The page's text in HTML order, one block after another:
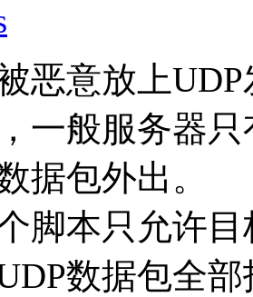
恶意放上
一般服务器
据包外出。
脚本只允许
数据包全